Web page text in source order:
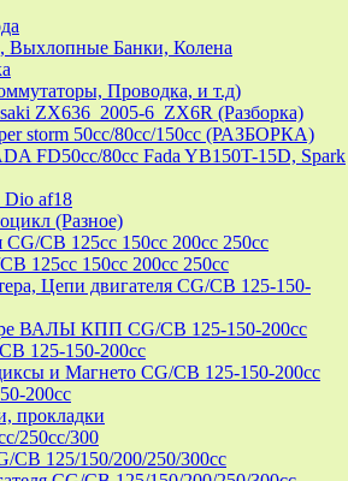
Банки, Колена
Проводка, и т.д)
ZX636_2005-6_ZX6R (Разборка)
storm 50cc/80cc/150cc (РАЗБОРКА)
FD50cc/80cc Fada YB150T-15D, Spark
Dio af18
(Разное)
CG/CB 125cc 150cc 200cc 250cc
125cc 150cc 200cc 250cc
Цепи двигателя CG/CB 125-150-
ВАЛЫ КПП CG/CB 125-150-200cc
125-150-200cc
и Магнето CG/CB 125-150-200cc
200cc
прокладки
250cc/300
CB 125/150/200/250/300cc